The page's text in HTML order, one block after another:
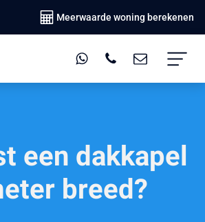
Meerwaarde woning berekenen
een dakkapel
breed?